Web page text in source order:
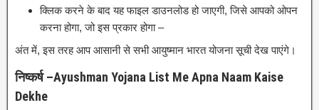
क्लिक करने के बाद यह फाइल डाउनलोड हो जाएगी, जिसे आपको ओपन
करना होगा, जो इस प्रकार होगा –
अंत में, इस तरह आप आसानी से सभी आयुष्मान भारत योजना सूची देख पाएंगे।
निष्कर्ष –Ayushman Yojana List Me Apna Naam Kaise
Dekhe